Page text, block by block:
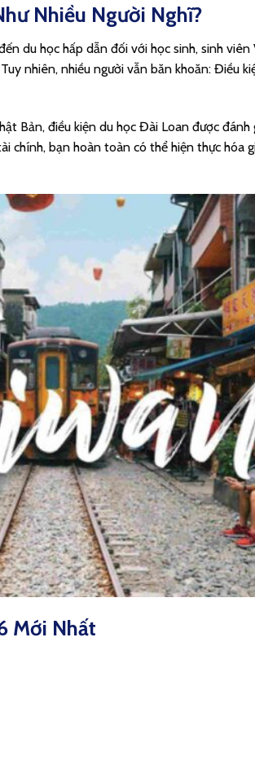
Nhiều Người Nghĩ?
du học hấp dẫn đối với học sinh, sinh
nhiên, nhiều người vẫn băn khoăn: Điều
Bản, điều kiện du học Đài Loan được đánh
chính, bạn hoàn toàn có thể hiện thực hóa
Mới Nhất